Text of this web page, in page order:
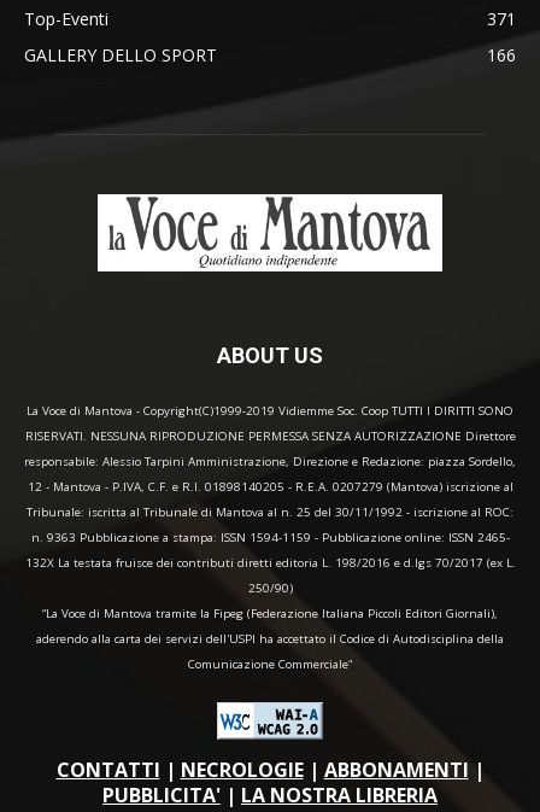
Top-Eventi
371
GALLERY DELLO SPORT
166
ABOUT US
La Voce di Mantova - Copyright(C)1999-2019 Vidiemme Soc. Coop TUTTI I DIRITTI SONO
RISERVATI. NESSUNA RIPRODUZIONE PERMESSA SENZA AUTORIZZAZIONE Direttore
responsabile: Alessio Tarpini Amministrazione, Direzione e Redazione: piazza Sordello,
12 - Mantova - P.IVA, C.F. e R.I. 01898140205 - R.E.A. 0207279 (Mantova) iscrizione al
Tribunale: iscritta al Tribunale di Mantova al n. 25 del 30/11/1992 - iscrizione al ROC:
n. 9363 Pubblicazione a stampa: ISSN 1594-1159 - Pubblicazione online: ISSN 2465-
132X La testata fruisce dei contributi diretti editoria L. 198/2016 e d.lgs 70/2017 (ex L.
250/90)
“La Voce di Mantova tramite la Fipeg (Federazione Italiana Piccoli Editori Giornali),
aderendo alla carta dei servizi dell'USPI ha accettato il Codice di Autodisciplina della
Comunicazione Commerciale"
CONTATTI | NECROLOGIE| ABBONAMENTI |
PUBBLICITA' | LA NOSTRA LIBRERIA